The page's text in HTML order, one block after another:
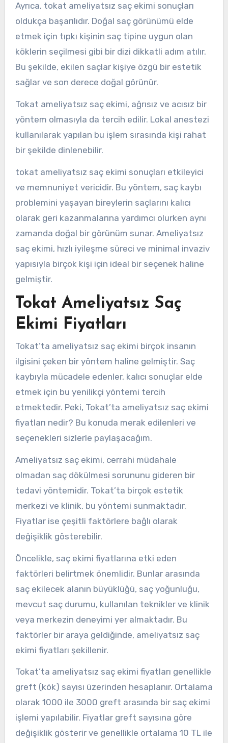
Ayrıca, tokat ameliyatsız saç ekimi sonuçları
oldukça başarılıdır. Doğal saç görünümü elde
etmek için tıpkı kişinin saç tipine uygun olan
köklerin seçilmesi gibi bir dizi dikkatli adım atılır.
Bu şekilde, ekilen saçlar kişiye özgü bir estetik
sağlar ve son derece doğal görünür.
Tokat ameliyatsız saç ekimi, ağrısız ve acısız bir
yöntem olmasıyla da tercih edilir. Lokal anestezi
kullanılarak yapılan bu işlem sırasında kişi rahat
bir şekilde dinlenebilir.
tokat ameliyatsız saç ekimi sonuçları etkileyici
ve memnuniyet vericidir. Bu yöntem, saç kaybı
problemini yaşayan bireylerin saçlarını kalıcı
olarak geri kazanmalarına yardımcı olurken aynı
zamanda doğal bir görünüm sunar. Ameliyatsız
saç ekimi, hızlı iyileşme süreci ve minimal invaziv
yapısıyla birçok kişi için ideal bir seçenek haline
gelmiştir.
Tokat Ameliyatsız Saç
Ekimi Fiyatları
Tokat’ta ameliyatsız saç ekimi birçok insanın
ilgisini çeken bir yöntem haline gelmiştir. Saç
kaybıyla mücadele edenler, kalıcı sonuçlar elde
etmek için bu yenilikçi yöntemi tercih
etmektedir. Peki, Tokat’ta ameliyatsız saç ekimi
fiyatları nedir? Bu konuda merak edilenleri ve
seçenekleri sizlerle paylaşacağım.
Ameliyatsız saç ekimi, cerrahi müdahale
olmadan saç dökülmesi sorununu gideren bir
tedavi yöntemidir. Tokat’ta birçok estetik
merkezi ve klinik, bu yöntemi sunmaktadır.
Fiyatlar ise çeşitli faktörlere bağlı olarak
değişiklik gösterebilir.
Öncelikle, saç ekimi fiyatlarına etki eden
faktörleri belirtmek önemlidir. Bunlar arasında
saç ekilecek alanın büyüklüğü, saç yoğunluğu,
mevcut saç durumu, kullanılan teknikler ve klinik
veya merkezin deneyimi yer almaktadır. Bu
faktörler bir araya geldiğinde, ameliyatsız saç
ekimi fiyatları şekillenir.
Tokat’ta ameliyatsız saç ekimi fiyatları genellikle
greft (kök) sayısı üzerinden hesaplanır. Ortalama
olarak 1000 ile 3000 greft arasında bir saç ekimi
işlemi yapılabilir. Fiyatlar greft sayısına göre
değişiklik gösterir ve genellikle ortalama 10 TL ile